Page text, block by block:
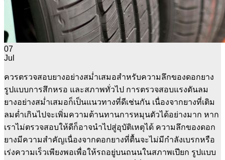
07
Jul
ควรตรวจสอบยางอย่างสม่ำเสมอสำหรับความลึกของดอกยาง
รูปแบบการสึกหรอ และสภาพทั่วไป การตรวจสอบแรงดันลม
ยางอย่างสม่ำเสมอก็เป็นแนวทางที่ดีเช่นกัน เนื่องจากยางที่เติม
ลมต่ำเกินไปจะเพิ่มความต้านทานการหมุนตัวได้อย่างมาก หาก
เราไม่ตรวจสอบให้ดีก็อาจนำไปสู่อุบัติเหตุได้ ความลึกของดอก
ยางมีความสำคัญเนื่องจากดอกยางที่ตื้นจะไม่มีกำลังเบรกหรือ
เร่งความเร็วเพียงพอเพื่อให้รถอยู่บนถนนในสภาพเปียก รูปแบบ